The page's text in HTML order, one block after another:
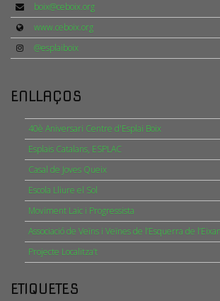
boix@ceboix.org
www.ceboix.org
@esplaiboix
ENLLAÇOS
40è Aniversari Centre d'Esplai Boix
Esplais Catalans, ESPLAC
Casal de Joves Queix
Escola Lliure el Sol
Moviment Laic i Progressista
Associació de Veïns i Veïnes de l’Esquerra de
Projecte Localitza’t
ETIQUETES